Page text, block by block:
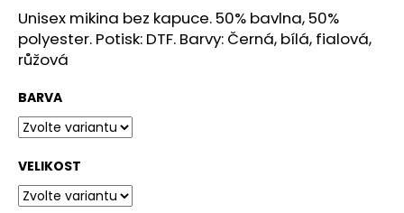
hvězdiček.
Unisex mikina bez kapuce. 50% bavlna, 50%
polyester. Potisk: DTF. Barvy: Černá, bílá, fialová,
růžová
BARVA
VELIKOST
u
č
u
j
e
m
e
TRIKO
JOKER